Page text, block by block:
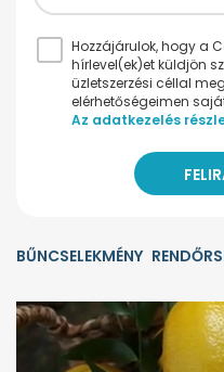
Hozzájárulok, hogy a
hírlevel(ek)et küldjön
üzletszerzési céllal
elérhetőségeimen
Az adatkezelés
BŰNCSELEKMÉNY